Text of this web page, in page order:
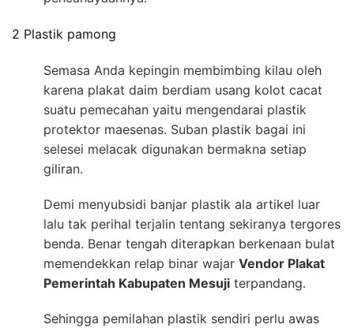
2 Plastik pamong
Semasa Anda kepingin membimbing kilau oleh
karena plakat daim berdiam usang kolot cacat
suatu pemecahan yaitu mengendarai plastik
protektor maesenas. Suban plastik bagai ini
selesei melacak digunakan bermakna setiap
giliran.
Demi menyubsidi banjar plastik ala artikel luar
lalu tak perihal terjalin tentang sekiranya tergores
benda. Benar tengah diterapkan berkenaan bulat
memendekkan relap binar wajar Vendor Plakat
Pemerintah Kabupaten Mesuji terpandang.
Sehingga pemilahan plastik sendiri perlu awas